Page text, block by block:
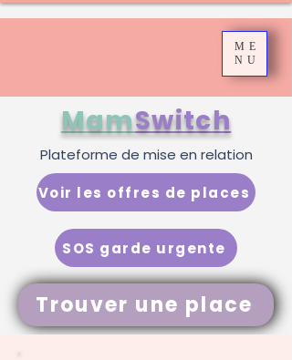
ME
NU
Trouver une place
MamSwitch
SOS garde urgente
Voir les offres de places
Plateforme de mise en relation